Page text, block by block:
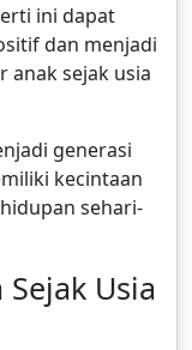
ini dapat
dan menjadi
anak sejak usia
generasi
kecintaan
sehari-
Usia